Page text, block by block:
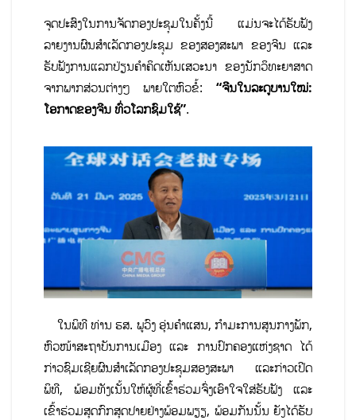
ຈຸດປະສົງໃນການຈັດກອງປະຊຸມໃນຄັ້ງນີ້ ແມ່ນຈະໄດ້ຮັບຟັງ
ລາຍງານຜົນສໍາເລັດກອງປະຊຸມ ຂອງສອງສະພາ ຂອງຈີນ ແລະ
ຮັບຟັງການແລກປ່ຽນຄໍາຄິດເຫັນເສວະນາ ຂອງນັກວິທະຍາສາດ
ຈາກພາກສ່ວນຕ່າງໆ ພາຍໃຕຫົວຂໍ້: “ຈີນໃນລະດູບານໃໝ່:
ໂອກາດຂອງຈີນ ທົ່ວໂລກຊົມໃຊ້”.
ໃນພິທີ ທ່ານ ຮສ. ພູວົງ ອຸ່ນຄໍາແສນ, ກຳມະການສູນກາງພັກ,
ຫົວໜ້າສະຖາບັນການເມືອງ ແລະ ການປົກຄອງແຫ່ງຊາດ ໄດ້
ກ່າວຊົມເຊີຍຜົນສຳເລັດກອງປະຊຸມສອງສະພາ ແລະກ່າວເປີດ
ພິທີ, ພ້ອມທັງເນັ້ນໃຫ້ຜູ້ທີ່ເຂົ້້າຮ່ວມຈົ່ງເອົາໃຈໃສ່ຮັບຟັງ ແລະ
ເຂົ້າຮ່ວມສຸດກົກສຸດປາຍຢ່າງພ້ອມພຽຽ, ພ້ອມກັນນັ້ນ ຍັງໄດ້ຮັບ